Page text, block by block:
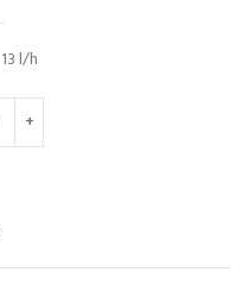
13 l/h